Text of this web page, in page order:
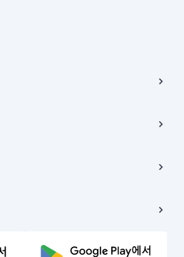
곡로 6(중학동, 트윈트리빌딩) B동 5층
송동 율곡로 24, 7층, 8층 미소
와 책임은 거래당사자에게 있습니다.
Rights Reserved.